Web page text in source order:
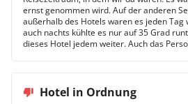
ernst genommen wird. Auf der anderen
außerhalb des Hotels waren es jeden
auch nachts kühlte es nur auf 35 Grad
dieses Hotel jedem weiter. Auch das
Hotel in Ordnung